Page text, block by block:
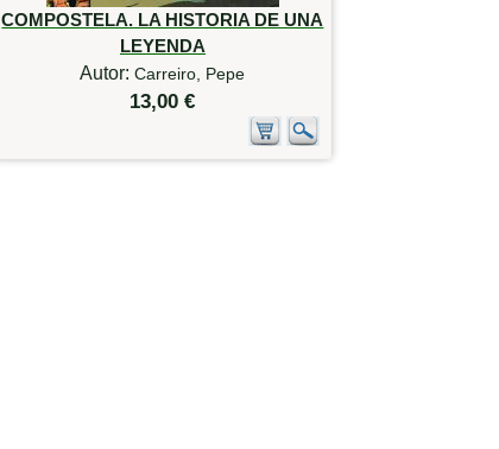
COMPOSTELA. LA HISTORIA DE UNA
LEYENDA
Autor:Carreiro, Pepe
13,00 €